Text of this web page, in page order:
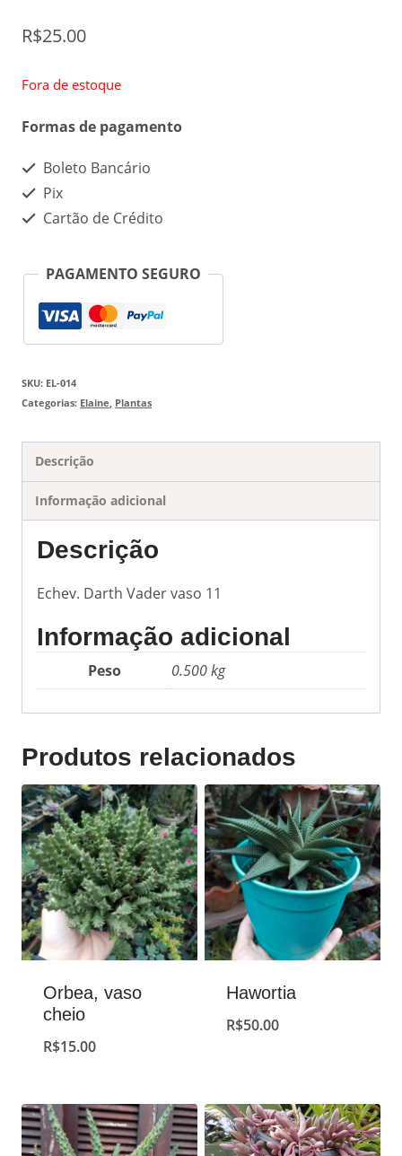
R$25.00
Fora de estoque
Formas de pagamento
Boleto Bancário
Pix
Cartão de Crédito
PAGAMENTO SEGURO
SKU: EL-014
Categorias: Elaine, Plantas
Descrição
Informação adicional
Descrição
Echev. Darth Vader vaso 11
Informação adicional
Peso 0.500 kg
Produtos relacionados
Orbea, vaso
cheio
R$15.00
Hawortia
R$50.00